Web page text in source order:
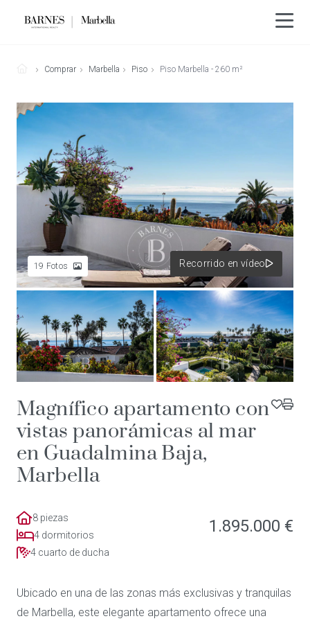
Comprar Marbella Piso Piso Marbella - 260 m²
19 Fotos Recorrido en vídeo
Magnífico apartamento con
vistas panorámicas al mar
en Guadalmina Baja,
Marbella
8 piezas
4 dormitorios
4 cuarto de ducha
1.895.000 €
Ubicado en una de las zonas más exclusivas y tranquilas
de Marbella, este elegante apartamento ofrece una